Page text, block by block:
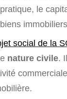
le
social de la
nature civile.